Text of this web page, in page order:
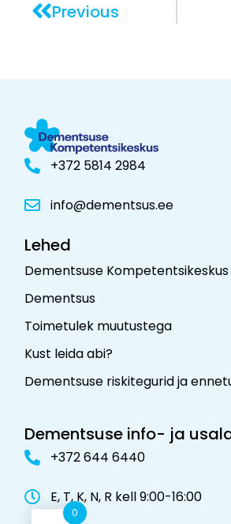
Previous
+372 5814 2984
info@dementsus.ee
Lehed
Dementsuse Kompetentsikeskus
Dementsus
Toimetulek muutustega
Kust leida abi?
Dementsuse riskitegurid ja
Dementsuse info- ja
+372 644 6440
E, T, K, N, R kell 9:00-16:00
0